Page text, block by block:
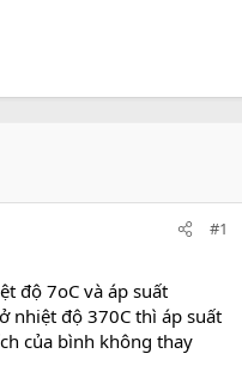
#1
độ 7oC và áp suất
nhiệt độ 370C thì áp suất
của bình không thay